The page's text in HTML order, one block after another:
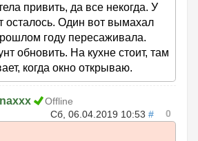
привить, да все некогда. У
осталось. Один вот вымахал
году пересаживала.
обновить. На кухне стоит, там
когда окно открываю.
Offline
Сб, 06.04.2019 10:53 # 0